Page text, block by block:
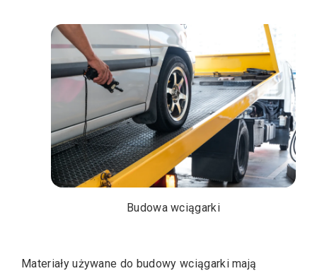
Budowa wciągarki
Materiały używane do budowy wciągarki mają